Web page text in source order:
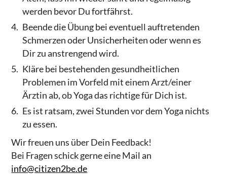
werden bevor Du fortfährst.
Beende die Übung bei eventuell auftretenden
Schmerzen oder Unsicherheiten oder wenn es
Dir zu anstrengend wird.
Kläre bei bestehenden gesundheitlichen
Problemen im Vorfeld mit einem Arzt/einer
Ärztin ab, ob Yoga das richtige für Dich ist.
Es ist ratsam, zwei Stunden vor dem Yoga nichts
zu essen.
Wir freuen uns über Dein Feedback!
Bei Fragen schick gerne eine Mail an
info@citizen2be.de